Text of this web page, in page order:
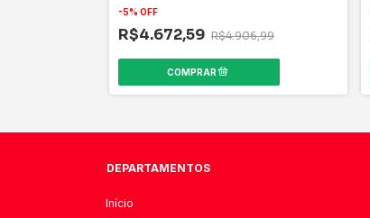
-5% OFF
R$4.672,59 R$4.906,99
DEPARTAMENTOS
Início